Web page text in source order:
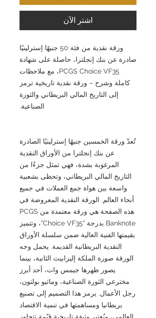
اشترِ الآن
ورقة نقدية من فئة 50 جنيهًا إسترلينيًا
صادرة عن بنك إنجلترا، حاصلة على شهادة
PCGS Choice VF35، مع ملاحظات
كاملة وشرح – ورقة نقدية تاريخية ترمز
إلى التاريخ المالي البريطاني والثورة
الصناعية.
تُعدّ ورقة الخمسين جنيهًا إسترلينيًا الصادرة
عن بنك إنجلترا من الأوراق النقدية
المرغوبة بشدة، فهي تمثل جزءًا من
التاريخ المالي البريطاني، وتحظى بشعبية
واسعة بين هواة جمع العملات في جميع
أنحاء العالم. الورقة النقدية المعروضة في
هذه الصفحة هي ورقة معتمدة من PCGS
Banknote بدرجة "Choice VF35"، وتتميز
بقيمتها الفنية العالية ضمن سلسلة الأوراق
النقدية البريطانية القديمة. يحمل وجه
الورقة صورة الملكة إليزابيث الثانية، بينما
يصور ظهرها جيمس وات، أحد أبرز
مخترعي الثورة الصناعية، وماثيو بولتون،
رجل الأعمال. يرمز هذا التصميم إلى تصنيع
بريطانيا ومساهمتها في تنمية الاقتصاد
العالمي، ويُعتبر وثيقة تاريخية قيّمة تتجاوز